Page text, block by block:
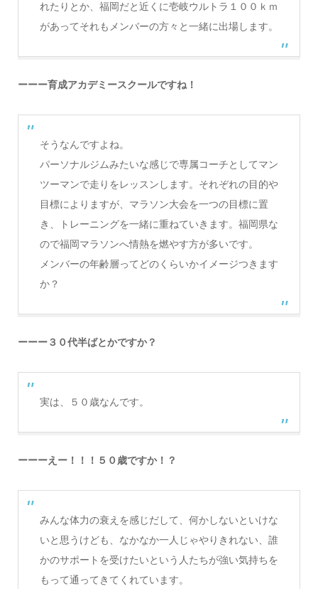
れたりとか、福岡だと近くに壱岐ウルトラ１００ｋｍ
があってそれもメンバーの方々と一緒に出場します。
ーーー育成アカデミースクールですね！
そうなんですよね。
パーソナルジムみたいな感じで専属コーチとしてマン
ツーマンで走りをレッスンします。それぞれの目的や
目標によりますが、マラソン大会を一つの目標に置
き、トレーニングを一緒に重ねていきます。福岡県な
ので福岡マラソンへ情熱を燃やす方が多いです。
メンバーの年齢層ってどのくらいかイメージつきます
か？
ーーー３０代半ばとかですか？
実は、５０歳なんです。
ーーーえー！！！５０歳ですか！？
みんな体力の衰えを感じだして、何かしないといけな
いと思うけども、なかなか一人じゃやりきれない、誰
かのサポートを受けたいという人たちが強い気持ちを
もって通ってきてくれています。